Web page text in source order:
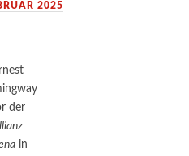
2025
der
in